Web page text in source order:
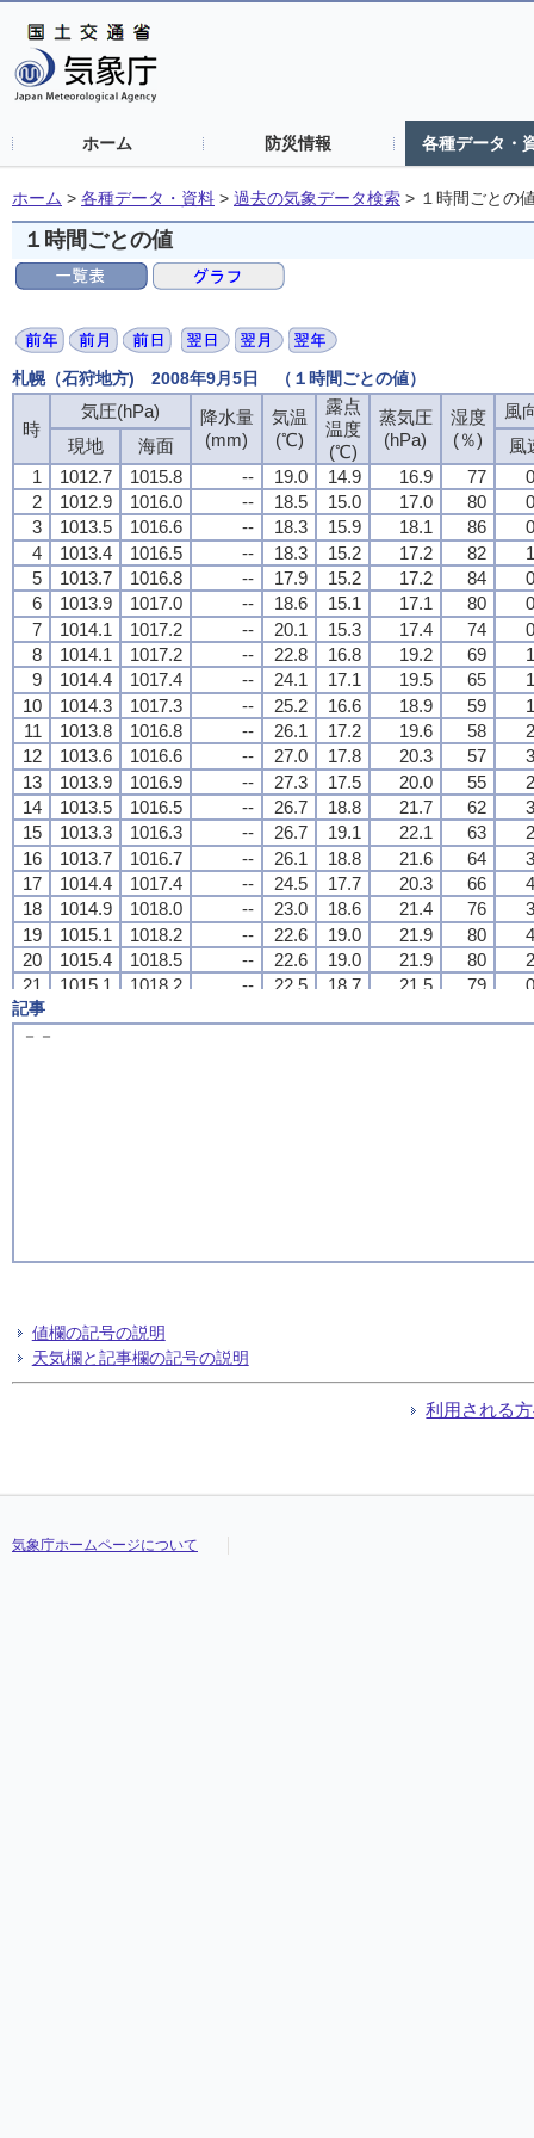
ホーム 防災情報 各種データ・
ホーム > 各種データ・資料 > 過去の気象データ検索 > １時間ごとの
１時間ごとの値
札幌（石狩地方) 2008年9月5日 （１時間ごとの値）
時
気圧(hPa)
降水量
(mm)
気温
(℃)
露点
温度
(℃)
蒸気圧
(hPa)
湿度
(％)
風
現地
海面
風
1
1012.7 1015.8 -- 19.0 14.9 16.9 77
2
1012.9 1016.0 -- 18.5 15.0 17.0 80
3
1013.5 1016.6 -- 18.3 15.9 18.1 86
4
1013.4 1016.5 -- 18.3 15.2 17.2 82
5
1013.7 1016.8 -- 17.9 15.2 17.2 84
6
1013.9 1017.0 -- 18.6 15.1 17.1 80
7
1014.1 1017.2 -- 20.1 15.3 17.4 74
8
1014.1 1017.2 -- 22.8 16.8 19.2 69
9
1014.4 1017.4 -- 24.1 17.1 19.5 65
10
1014.3 1017.3 -- 25.2 16.6 18.9 59
11
1013.8 1016.8 -- 26.1 17.2 19.6 58
12
1013.6 1016.6 -- 27.0 17.8 20.3 57
13
1013.9 1016.9 -- 27.3 17.5 20.0 55
14
1013.5 1016.5 -- 26.7 18.8 21.7 62
15
1013.3 1016.3 -- 26.7 19.1 22.1 63
16
1013.7 1016.7 -- 26.1 18.8 21.6 64
17
1014.4 1017.4 -- 24.5 17.7 20.3 66
18
1014.9 1018.0 -- 23.0 18.6 21.4 76
19
1015.1 1018.2 -- 22.6 19.0 21.9 80
20
1015.4 1018.5 -- 22.6 19.0 21.9 80
21
1015.1 1018.2 -- 22.5 18.7 21.5 79
22
23
時
気圧(hPa)
降水量
(mm)
気温
(℃)
露点
温度
(℃)
蒸気圧
(hPa)
湿度
(％)
風
現地
海面
風
1
1012.7 1015.8 -- 19.0 14.9 16.9 77
2
1012.9 1016.0 -- 18.5 15.0 17.0 80
3
1013.5 1016.6 -- 18.3 15.9 18.1 86
4
1013.4 1016.5 -- 18.3 15.2 17.2 82
5
1013.7 1016.8 -- 17.9 15.2 17.2 84
6
1013.9 1017.0 -- 18.6 15.1 17.1 80
7
1014.1 1017.2 -- 20.1 15.3 17.4 74
8
1014.1 1017.2 -- 22.8 16.8 19.2 69
9
1014.4 1017.4 -- 24.1 17.1 19.5 65
10
1014.3 1017.3 -- 25.2 16.6 18.9 59
11
1013.8 1016.8 -- 26.1 17.2 19.6 58
12
1013.6 1016.6 -- 27.0 17.8 20.3 57
13
1013.9 1016.9 -- 27.3 17.5 20.0 55
14
1013.5 1016.5 -- 26.7 18.8 21.7 62
15
1013.3 1016.3 -- 26.7 19.1 22.1 63
16
1013.7 1016.7 -- 26.1 18.8 21.6 64
17
1014.4 1017.4 -- 24.5 17.7 20.3 66
18
1014.9 1018.0 -- 23.0 18.6 21.4 76
19
1015.1 1018.2 -- 22.6 19.0 21.9 80
20
1015.4 1018.5 -- 22.6 19.0 21.9 80
21
1015.1 1018.2 -- 22.5 18.7 21.5 79
22
23
時
気圧(hPa)
降水量
(mm)
気温
(℃)
露点
温度
(℃)
蒸気圧
(hPa)
湿度
(％)
風
現地
海面
風
1
1012.7 1015.8 -- 19.0 14.9 16.9 77
2
1012.9 1016.0 -- 18.5 15.0 17.0 80
3
1013.5 1016.6 -- 18.3 15.9 18.1 86
4
1013.4 1016.5 -- 18.3 15.2 17.2 82
5
1013.7 1016.8 -- 17.9 15.2 17.2 84
6
1013.9 1017.0 -- 18.6 15.1 17.1 80
7
1014.1 1017.2 -- 20.1 15.3 17.4 74
8
1014.1 1017.2 -- 22.8 16.8 19.2 69
9
1014.4 1017.4 -- 24.1 17.1 19.5 65
10
1014.3 1017.3 -- 25.2 16.6 18.9 59
11
1013.8 1016.8 -- 26.1 17.2 19.6 58
12
1013.6 1016.6 -- 27.0 17.8 20.3 57
13
1013.9 1016.9 -- 27.3 17.5 20.0 55
14
1013.5 1016.5 -- 26.7 18.8 21.7 62
15
1013.3 1016.3 -- 26.7 19.1 22.1 63
16
1013.7 1016.7 -- 26.1 18.8 21.6 64
17
1014.4 1017.4 -- 24.5 17.7 20.3 66
18
1014.9 1018.0 -- 23.0 18.6 21.4 76
19
1015.1 1018.2 -- 22.6 19.0 21.9 80
20
1015.4 1018.5 -- 22.6 19.0 21.9 80
21
1015.1 1018.2 -- 22.5 18.7 21.5 79
22
23
時
気圧(hPa)
降水量
(mm)
気温
(℃)
露点
温度
(℃)
蒸気圧
(hPa)
湿度
(％)
風
現地
海面
風
1
1012.7 1015.8 -- 19.0 14.9 16.9 77
2
1012.9 1016.0 -- 18.5 15.0 17.0 80
3
1013.5 1016.6 -- 18.3 15.9 18.1 86
4
1013.4 1016.5 -- 18.3 15.2 17.2 82
5
1013.7 1016.8 -- 17.9 15.2 17.2 84
6
1013.9 1017.0 -- 18.6 15.1 17.1 80
7
1014.1 1017.2 -- 20.1 15.3 17.4 74
8
1014.1 1017.2 -- 22.8 16.8 19.2 69
9
1014.4 1017.4 -- 24.1 17.1 19.5 65
10
1014.3 1017.3 -- 25.2 16.6 18.9 59
11
1013.8 1016.8 -- 26.1 17.2 19.6 58
12
1013.6 1016.6 -- 27.0 17.8 20.3 57
13
1013.9 1016.9 -- 27.3 17.5 20.0 55
14
1013.5 1016.5 -- 26.7 18.8 21.7 62
15
1013.3 1016.3 -- 26.7 19.1 22.1 63
16
1013.7 1016.7 -- 26.1 18.8 21.6 64
17
1014.4 1017.4 -- 24.5 17.7 20.3 66
18
1014.9 1018.0 -- 23.0 18.6 21.4 76
19
1015.1 1018.2 -- 22.6 19.0 21.9 80
20
1015.4 1018.5 -- 22.6 19.0 21.9 80
21
1015.1 1018.2 -- 22.5 18.7 21.5 79
22
23
記事
－－
値欄の記号の説明
天気欄と記事欄の記号の説明
利用される
気象庁ホームページについて